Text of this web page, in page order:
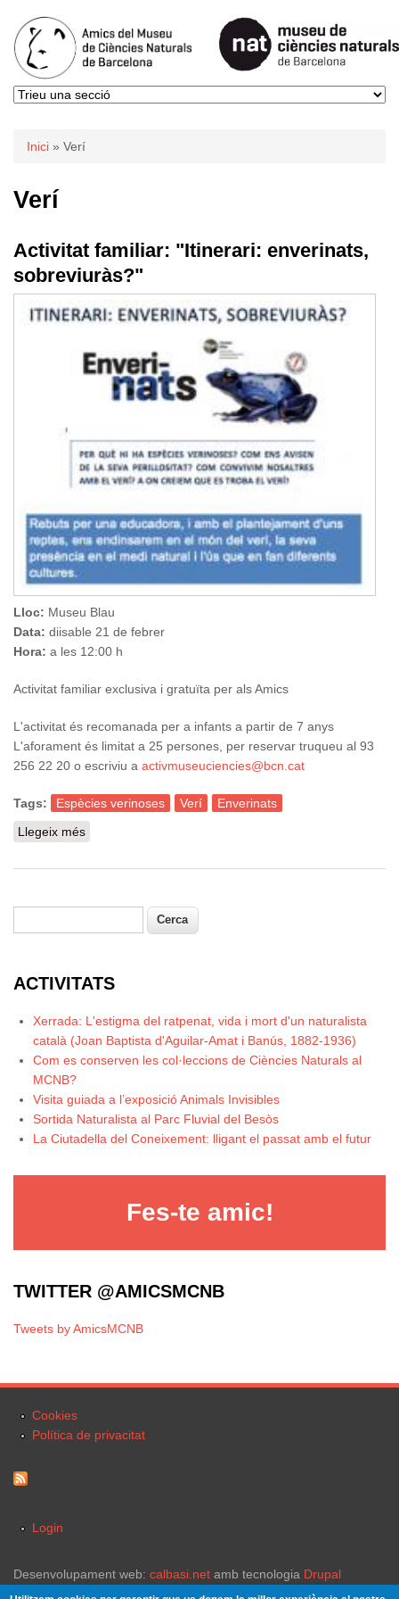
Esteu aquí
Inici » Verí
Verí
Activitat familiar: "Itinerari: enverinats,
sobreviuràs?"
Lloc: Museu Blau
Data: diisable 21 de febrer
Hora: a les 12:00 h
Activitat familiar exclusiva i gratuïta per als Amics
L'activitat és recomanada per a infants a partir de 7 anys
L'aforament és limitat a 25 persones, per reservar truqueu al 93
256 22 20 o escriviu a activmuseuciencies@bcn.cat
Tags: Espècies verinoses Verí
Enverinats
Llegeix més
Formulari de cerca
ACTIVITATS
Xerrada: L'estigma del ratpenat, vida i mort d'un naturalista
català (Joan Baptista d'Aguilar-Amat i Banús, 1882-1936)
Com es conserven les col·leccions de Ciències Naturals al
MCNB?
Visita guiada a l’exposició Animals Invisibles
Sortida Naturalista al Parc Fluvial del Besòs
La Ciutadella del Coneixement: lligant el passat amb el futur
Fes-te amic!
TWITTER @AMICSMCNB
Tweets by AmicsMCNB
Cookies
Política de privacitat
Login
Desenvolupament web: calbasi.net amb tecnologia Drupal